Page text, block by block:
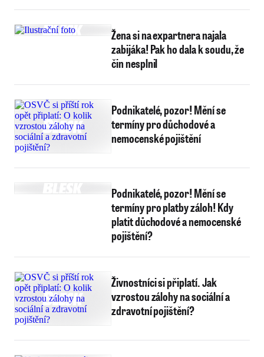
Žena si na expartnera najala
zabijáka! Pak ho dala k soudu, že
čin nesplnil
Podnikatelé, pozor! Mění se
termíny pro důchodové a
nemocenské pojištění
Podnikatelé, pozor! Mění se
termíny pro platby záloh! Kdy
platit důchodové a nemocenské
pojištění?
Živnostníci si připlatí. Jak
vzrostou zálohy na sociální a
zdravotní pojištění?